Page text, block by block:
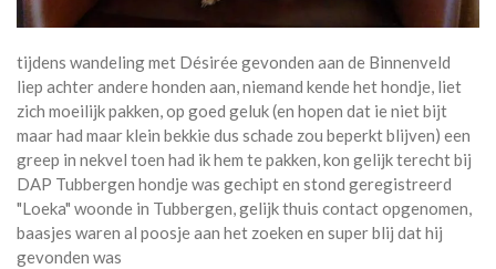
tijdens wandeling met Désirée gevonden aan de Binnenveld
liep achter andere honden aan, niemand kende het hondje, liet
zich moeilijk pakken, op goed geluk (en hopen dat ie niet bijt
maar had maar klein bekkie dus schade zou beperkt blijven) een
greep in nekvel toen had ik hem te pakken, kon gelijk terecht bij
DAP Tubbergen hondje was gechipt en stond geregistreerd
"Loeka" woonde in Tubbergen, gelijk thuis contact opgenomen,
baasjes waren al poosje aan het zoeken en super blij dat hij
gevonden was